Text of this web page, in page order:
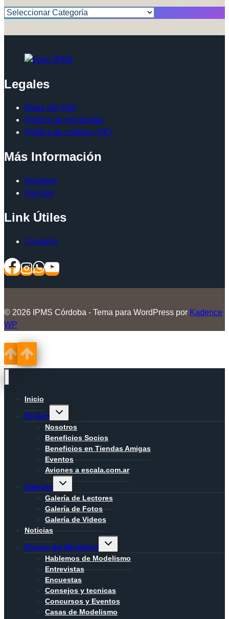
Categorías
Legales
Mapa del Sitio
Política de privacidad
Política de cookies (UE)
Más Información
Nosotros
Eventos
Link Útiles
Contacto
© 2026 IPMS Córdoba - Tema para WordPress por Kadence
WP
Inicio
El Club
Alternar
menú
hijo
Nosotros
Beneficios Socios
Beneficios en Tiendas Amigas
Eventos
Aviones a escala.com.ar
Galerías
Alternar
menú
hijo
Galería de Lectores
Galería de Fotos
Galería de Videos
Noticias
Rincón del Modelista
Alternar
menú
hijo
Hablemos de Modelismo
Entrevistas
Encuestas
Consejos y tecnicas
Concursos y Eventos
Casas de Modelismo